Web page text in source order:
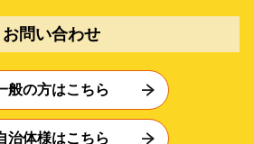
お問い合わせ
般の方はこちら
治体様はこちら